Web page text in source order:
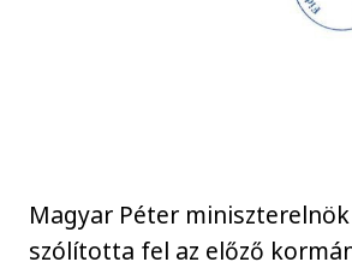
Magyar Péter
szólította fel az előző